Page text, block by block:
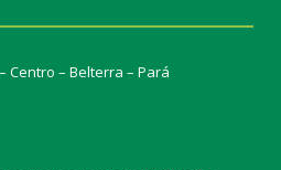
Centro – Belterra – Pará